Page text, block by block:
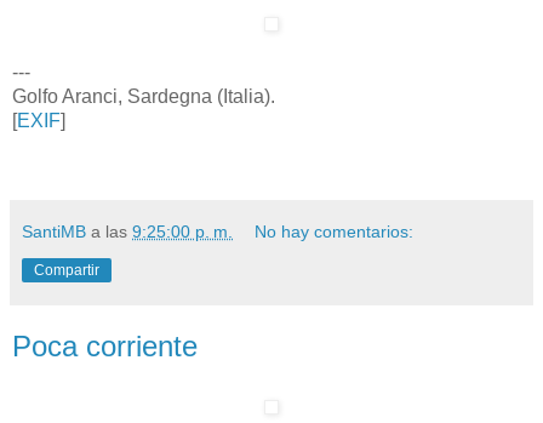
---
Golfo Aranci, Sardegna (Italia).
[EXIF]
SantiMB a las 9:25:00 p. m. No hay comentarios:
Compartir
Poca corriente